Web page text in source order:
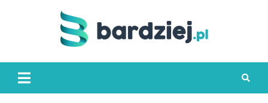
bardziej.pl